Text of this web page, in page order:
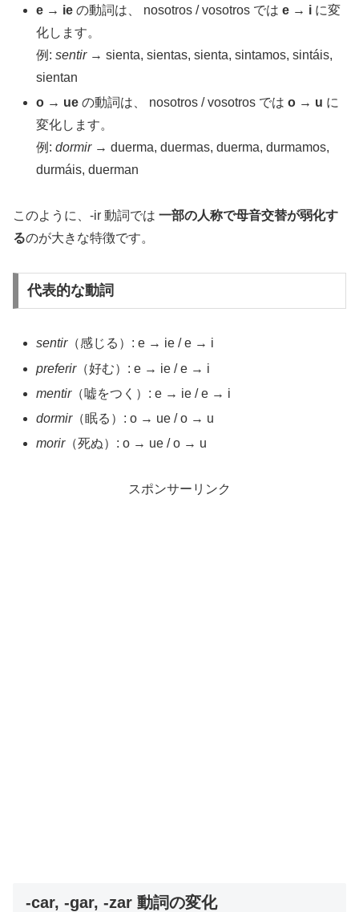
e → ie の動詞は、 nosotros / vosotros ではe → i に変
化します。
例:sentir→ sienta, sientas, sienta, sintamos, sintáis,
sientan
o → ue の動詞は、 nosotros / vosotros ではo → u に
変化します。
例:dormir→ duerma, duermas, duerma, durmamos,
durmáis, duerman
このように、-ir 動詞では 一部の人称で母音交替が弱化す
るのが大きな特徴です。
代表的な動詞
sentir（感じる）: e → ie / e → i
preferir（好む）: e → ie / e → i
mentir（嘘をつく）: e → ie / e → i
dormir（眠る）: o → ue / o → u
morir（死ぬ）: o → ue / o → u
スポンサーリンク
-car, -gar, -zar 動詞の変化